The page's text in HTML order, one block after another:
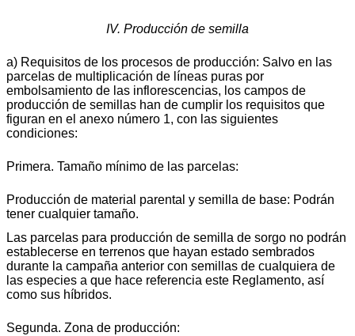
IV. Producción de semilla
a) Requisitos de los procesos de producción: Salvo en las
parcelas de multiplicación de líneas puras por
embolsamiento de las inflorescencias, los campos de
producción de semillas han de cumplir los requisitos que
figuran en el anexo número 1, con las siguientes
condiciones:
Primera. Tamaño mínimo de las parcelas:
Producción de material parental y semilla de base: Podrán
tener cualquier tamaño.
Las parcelas para producción de semilla de sorgo no podrán
establecerse en terrenos que hayan estado sembrados
durante la campaña anterior con semillas de cualquiera de
las especies a que hace referencia este Reglamento, así
como sus híbridos.
Segunda. Zona de producción: